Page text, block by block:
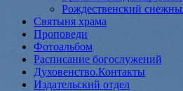
Рождественский
Святыня храма
Проповеди
Фотоальбом
Расписание богослужений
Духовенство.Контакты
Издательский отдел